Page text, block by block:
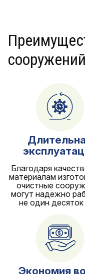
Благодаря
материалам
очистные
могут надежно
не один десяток
Экономия